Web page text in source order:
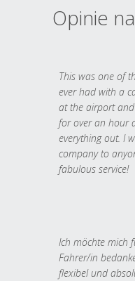
Opinie
This was one of
ever had with a
at the airport
for over an hour
everything out. I
company to
fabulous service!
Ich möchte mich
Fahrer/in
flexibel und